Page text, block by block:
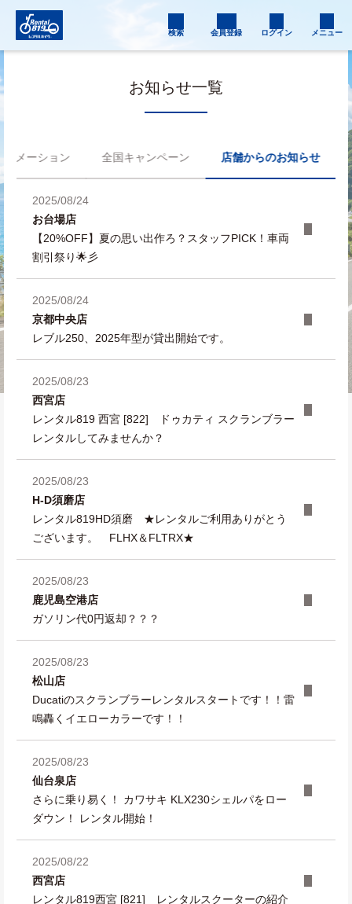
検索 会員登録 ログイン メニュー
お知らせ一覧
ォメーション 全国キャンペーン 店舗からのお知らせ
2025/08/24
お台場店
【20%OFF】夏の思い出作ろ？スタッフPICK！車両
割引祭り🌟彡
2025/08/24
京都中央店
レブル250、2025年型が貸出開始です。
2025/08/23
西宮店
レンタル819 西宮 [822] ドゥカティ スクランブラー
レンタルしてみませんか？
2025/08/23
H-D須磨店
レンタル819HD須磨 ★レンタルご利用ありがとう
ございます。 FLHX＆FLTRX★
2025/08/23
鹿児島空港店
ガソリン代0円返却？？？
2025/08/23
松山店
Ducatiのスクランブラーレンタルスタートです！！雷
鳴轟くイエローカラーです！！
2025/08/23
仙台泉店
さらに乗り易く！ カワサキ KLX230シェルパをロー
ダウン！ レンタル開始！
2025/08/22
西宮店
レンタル819西宮 [821] レンタルスクーターの紹介